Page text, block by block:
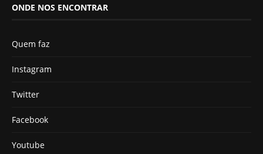
ONDE NOS ENCONTRAR
Quem faz
Instagram
Twitter
Facebook
Youtube